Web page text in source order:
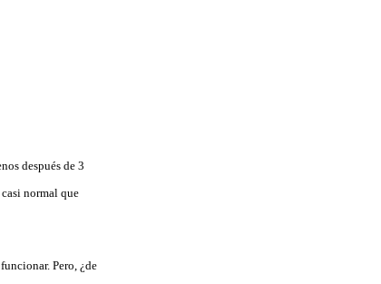
después de 3
normal que
Pero, ¿de